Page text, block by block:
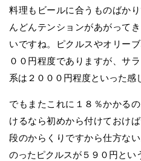
料理もビールに合うものばか
んどんテンションがあがって
いですね。ピクルスやオリー
００円程度でありますが、サ
系は２０００円程度といった感
でもまたこれに１８％かかる
けるなら初めから付けておけ
段のからくりですから仕方な
のったピクルスが５９０円とい